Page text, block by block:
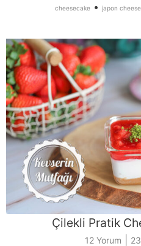
cheesecake• japon
Çilekli Pratik
12 Yorum